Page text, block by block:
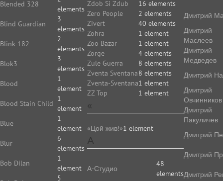
Blended 328
elements
Blind Guardian
3
elements
Blink-182
2
elements
Blok3
3
elements
Blood
1
element
Blood Stain Child
1
element
Blue
1
element
Blur
6
elements
Bob Dilan
1
element
5
Zdob Si Zdub
16 elements
Zero People
2 elements
Zivert
40 elements
Zohra
1 element
Zoo Bazar
1 element
Zorge
4 elements
Zule Guerra
8 elements
Zventa Sventana8 elements
Zventa-Sventana1 element
ZZ Top
1 element
«
«Цой жив!»1 element
А
А-Студио
48
elements
Дмитрий
Дмитрий
Маслеев
Дмитрий
Медведев
Дмитрий
Дмитрий
Овчинников
Дмитрий
Пакуличев
Дмитрий
Дмитрий
Дмитрий